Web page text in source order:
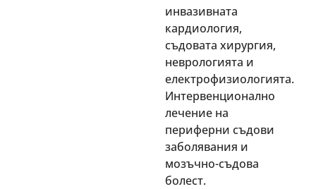
инвазивната
кардиология,
съдовата хирургия,
неврологията и
електрофизиологията.
Интервенционално
лечение на
периферни съдови
заболявания и
мозъчно-съдова
болест.